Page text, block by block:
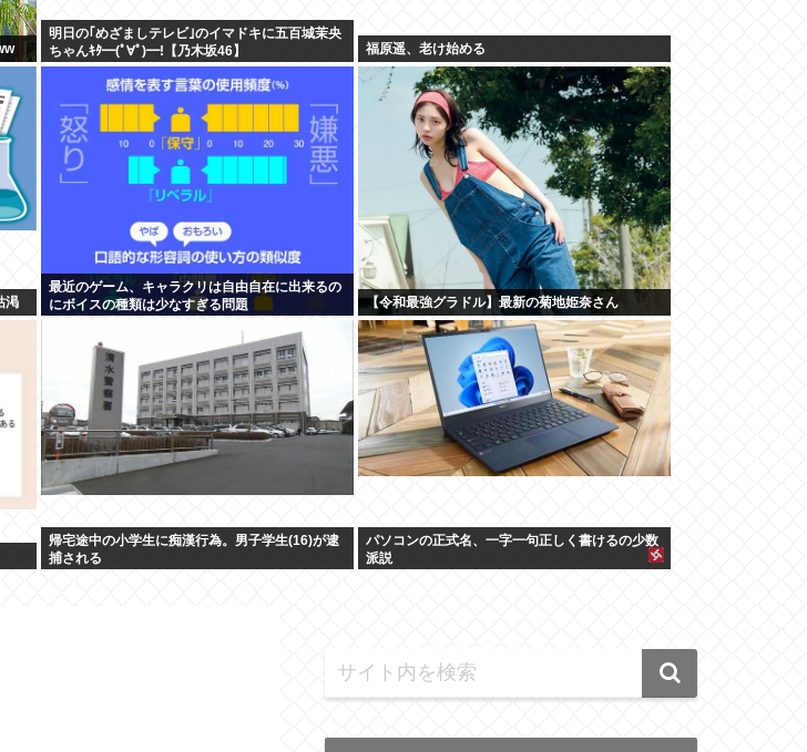
明日の｢めざましテレビ｣のイマドキに五百城茉央
ちゃんｷﾀ━(ﾟ∀ﾟ)━!【乃木坂46】
福原遥、老け始める
渇
最近のゲーム、キャラクリは自由自在に出来るの
にボイスの種類は少なすぎる問題
【令和最強グラドル】最新の菊地姫奈さん
帰宅途中の小学生に痴漢行為。男子学生(16)が逮
捕される
パソコンの正式名、一字一句正しく書けるの少数
派説